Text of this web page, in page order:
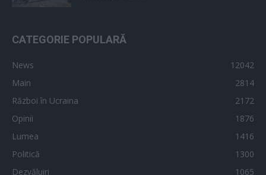
CATEGORIE POPULARĂ
News
12042
Main
2814
Război în Ucraina
2172
Opinii
1876
Lumea
1416
Politică
1300
Dezvăluiri
1065